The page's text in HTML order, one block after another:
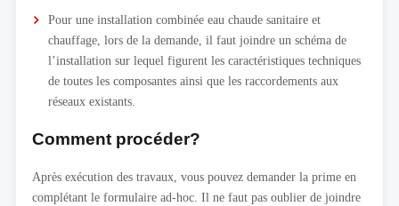
Pour une installation combinée eau chaude sanitaire et
chauffage, lors de la demande, il faut joindre un schéma de
l’installation sur lequel figurent les caractéristiques techniques
de toutes les composantes ainsi que les raccordements aux
réseaux existants.
Comment procéder?
Après exécution des travaux, vous pouvez demander la prime en
complétant le formulaire ad-hoc. Il ne faut pas oublier de joindre